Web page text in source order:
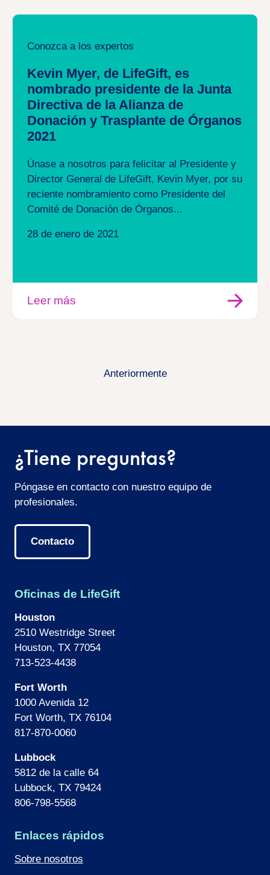
Conozca a los expertos
Kevin Myer, de LifeGift, es
nombrado presidente de la Junta
Directiva de la Alianza de
Donación y Trasplante de Órganos
2021
Únase a nosotros para felicitar al Presidente y
Director General de LifeGift, Kevin Myer, por su
reciente nombramiento como Presidente del
Comité de Donación de Órganos...
28 de enero de 2021
Leer más
Anteriormente
¿Tiene preguntas?
Póngase en contacto con nuestro equipo de
profesionales.
Contacto
Oficinas de LifeGift
Houston
2510 Westridge Street
Houston, TX 77054
713-523-4438
Fort Worth
1000 Avenida 12
Fort Worth, TX 76104
817-870-0060
Lubbock
5812 de la calle 64
Lubbock, TX 79424
806-798-5568
Enlaces rápidos
Sobre nosotros